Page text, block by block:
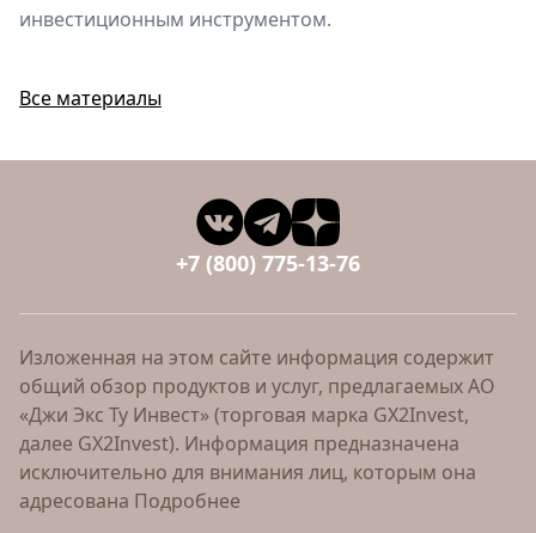
инвестиционным инструментом.
Все материалы
+7 (800) 775-13-76
Изложенная на этом сайте информация содержит
общий обзор продуктов и услуг, предлагаемых АО
«Джи Экс Ту Инвест» (торговая марка GX2Invest,
далее GX2Invest). Информация предназначена
исключительно для внимания лиц, которым она
адресована Подробнее